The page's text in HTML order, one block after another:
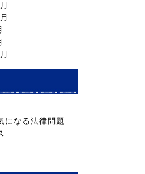
になる法律問題